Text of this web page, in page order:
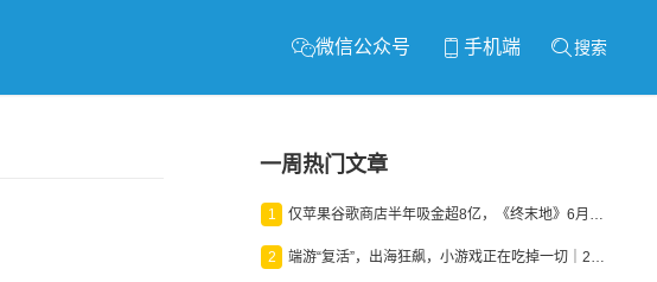
微信公众号 手机端 搜索
一周热门文章
1 仅苹果谷歌商店半年吸金超8亿，《终末地》6月份收入显著回暖
2 端游“复活”，出海狂飙，小游戏正在吃掉一切｜2026上半年产业报告